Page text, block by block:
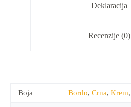
Deklaracija
Recenzije (0)
Boja Bordo, Crna, Krem,